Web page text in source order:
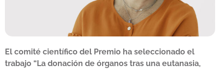
El comité científico del Premio ha seleccionado el
trabajo “La donación de órganos tras una eutanasia,